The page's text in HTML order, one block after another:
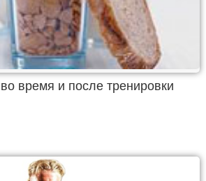
время и после тренировки